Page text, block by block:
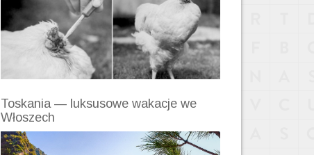
Toskania — luksusowe wakacje we
Włoszech